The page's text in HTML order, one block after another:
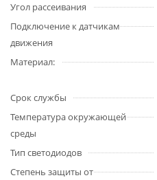
Угол рассеивания
Подключение к датчикам
движения
Материал:
Срок службы
Температура окружающей
среды
Тип светодиодов
Степень защиты от